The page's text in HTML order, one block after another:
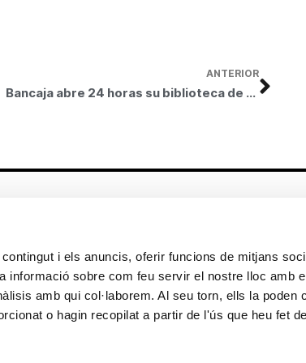
i els anuncis, oferir funcions de mitjans
informació sobre com feu servir el nostre lloc amb
amb qui col·laborem. Al seu torn, ells la poden
o hagin recopilat a partir de l'ús que heu fet
ANTERIOR
Bancaja abre 24 horas su biblioteca de Sagunto
Sol·licitud d’imatges de la col·lecció
d’art
Publicacions